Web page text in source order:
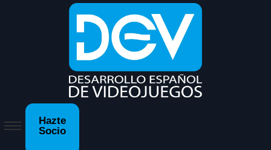
Hazte
Socio